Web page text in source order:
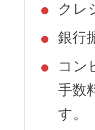
その他
全Office
クレ
銀行
コン
手数
す。